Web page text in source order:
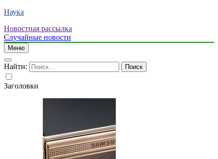
Наука
Новостная рассылка
Случайные новости
Меню
Найти:
Заголовки